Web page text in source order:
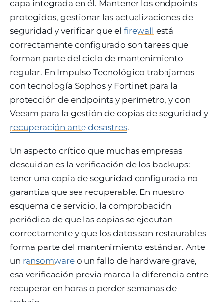
capa integrada en él. Mantener los endpoints
protegidos, gestionar las actualizaciones de
seguridad y verificar que el firewall está
correctamente configurado son tareas que
forman parte del ciclo de mantenimiento
regular. En Impulso Tecnológico trabajamos
con tecnología Sophos y Fortinet para la
protección de endpoints y perímetro, y con
Veeam para la gestión de copias de seguridad y
recuperación ante desastres.
Un aspecto crítico que muchas empresas
descuidan es la verificación de los backups:
tener una copia de seguridad configurada no
garantiza que sea recuperable. En nuestro
esquema de servicio, la comprobación
periódica de que las copias se ejecutan
correctamente y que los datos son restaurables
forma parte del mantenimiento estándar. Ante
un ransomware o un fallo de hardware grave,
esa verificación previa marca la diferencia entre
recuperar en horas o perder semanas de